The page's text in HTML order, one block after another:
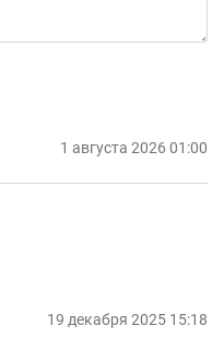
1 августа 2026 01:00
19 декабря 2025 15:18